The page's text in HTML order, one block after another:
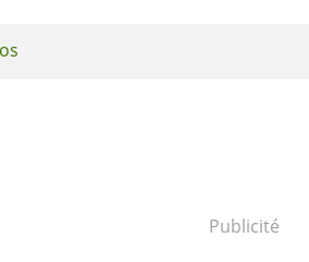
Publicité